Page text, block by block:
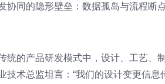
协同的隐形壁垒：数据孤岛与流程断
统的产品研发模式中，设计、工艺、
技术总监坦言：“我们的设计变更信